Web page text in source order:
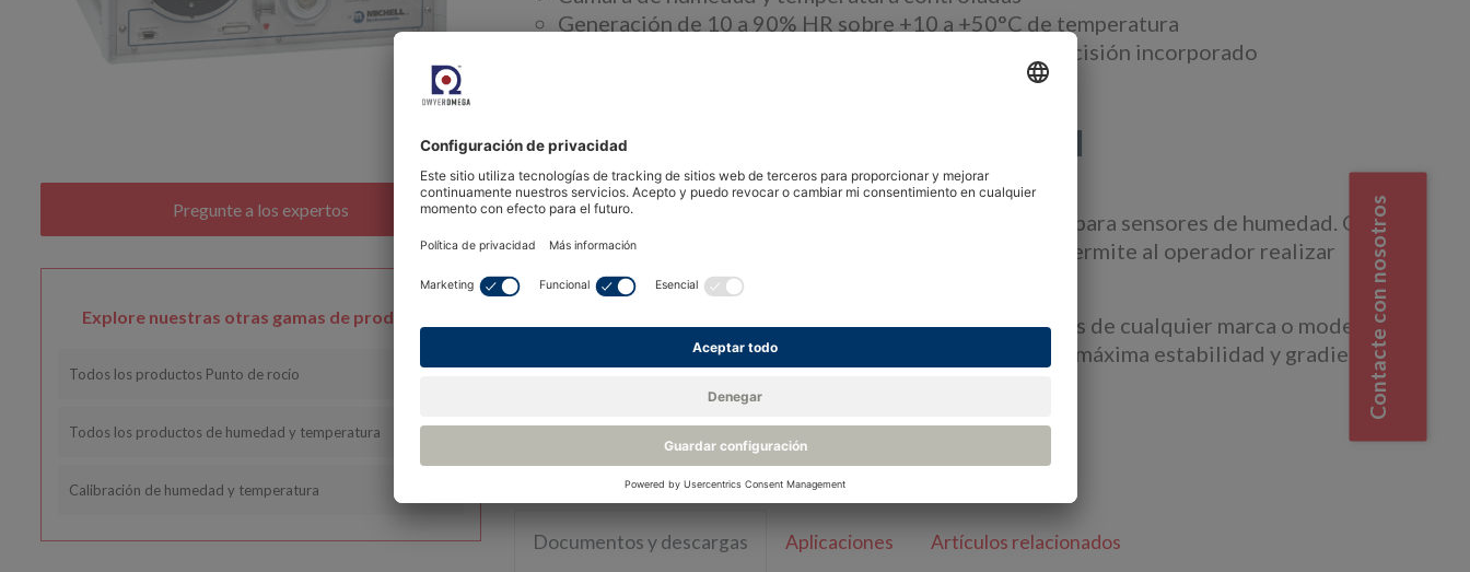
Explore nuestras otras gamas de productos
Todos los productos Punto de rocío
Todos los productos de humedad y temperatura
Calibración de humedad y temperatura
Generación de 10 a 90% HR sobre +10 a +50°C de temperatura
Instrumento de referencia de Espejo enfriado de precisión incorporado
Transportable para permitir calibraciones in situ
Visión general
El OptiCal es un calibrador autónomo de primera calidad para sensores de humedad. Cuenta
con una referencia de espejo refrigerado integrada que permite al operador realizar
calibraciones trazables a normas nacionales.
La cámara de calibración admite hasta 5 sondas o sensores de cualquier marca o modelo. La
cámara está aislada, y la temperatura controlada para una máxima estabilidad y gradientes de
Documentos y descargas Aplicaciones Artículos relacionados
Contacte con nosotros